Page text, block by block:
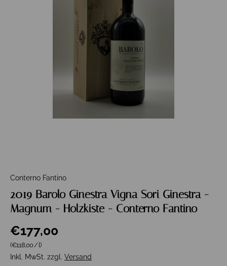
Conterno Fantino
2019 Barolo Ginestra Vigna Sori Ginestra -
Magnum - Holzkiste - Conterno Fantino
€177,00
Grundpreis
(€118,00/l)
Inkl. MwSt. zzgl. Versand